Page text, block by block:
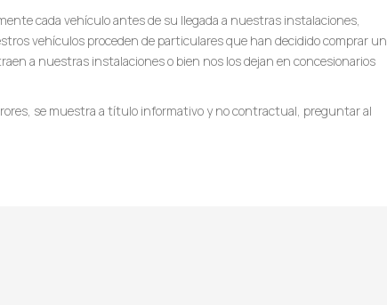
cada vehículo antes de su llegada a nuestras instalaciones,
vehículos proceden de particulares que han decidido comprar un
a nuestras instalaciones o bien nos los dejan en concesionarios
se muestra a título informativo y no contractual, preguntar al